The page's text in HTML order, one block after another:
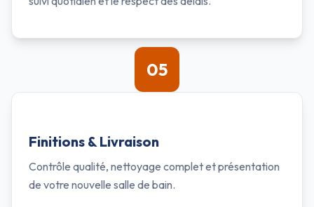
05
Finitions & Livraison
Contrôle qualité, nettoyage complet et présentation
de votre nouvelle salle de bain.